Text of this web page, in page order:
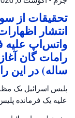
تحقیقات از
انتشار
واتس‌اپ علیه
ساله) در این
علیه یک فرمانده